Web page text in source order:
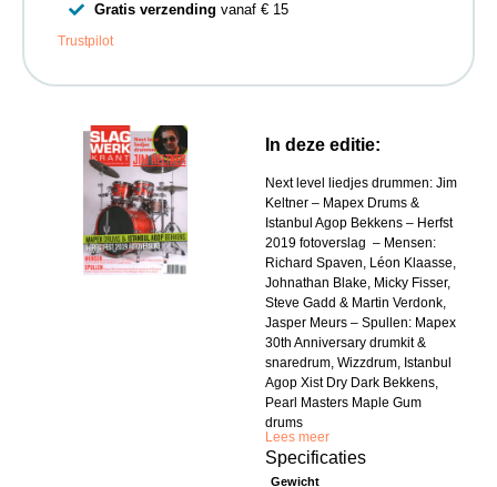
In deze editie:
Next level liedjes drummen: Jim
Keltner – Mapex Drums &
Istanbul Agop Bekkens – Herfst
2019 fotoverslag – Mensen:
Richard Spaven, Léon Klaasse,
Johnathan Blake, Micky Fisser,
Steve Gadd & Martin Verdonk,
Jasper Meurs – Spullen: Mapex
30th Anniversary drumkit &
snaredrum, Wizzdrum, Istanbul
Agop Xist Dry Dark Bekkens,
Pearl Masters Maple Gum
drums
Lees meer
Specificaties
Gewicht
Gratis verzending vanaf € 15
Trustpilot